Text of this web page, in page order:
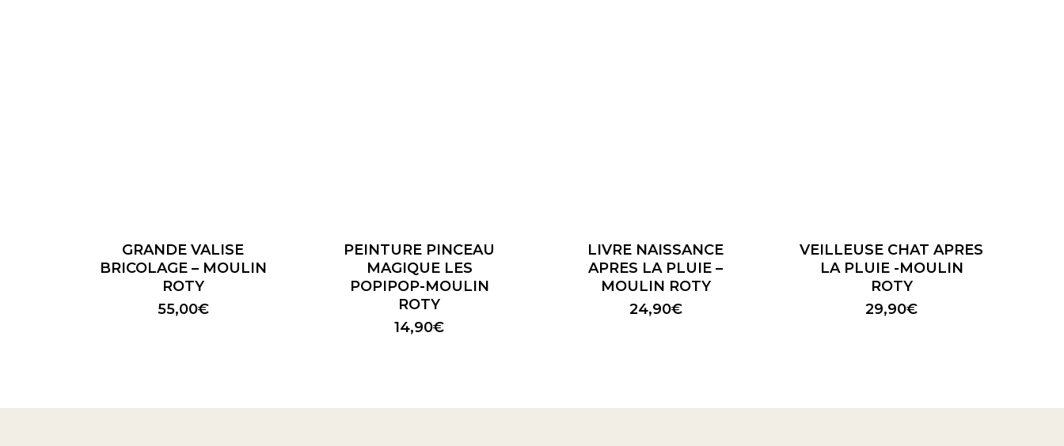
GRANDE VALISE
BRICOLAGE – MOULIN
ROTY
55,00€
PEINTURE PINCEAU
MAGIQUE LES
POPIPOP-MOULIN
ROTY
14,90€
LIVRE NAISSANCE
APRES LA PLUIE –
MOULIN ROTY
24,90€
VEILLEUSE CHAT APRES
LA PLUIE -MOULIN
ROTY
29,90€